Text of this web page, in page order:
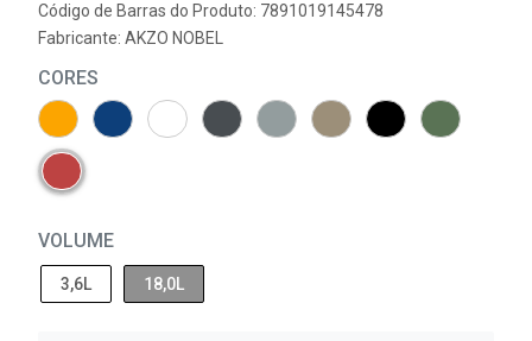
Código de Barras do Produto: 7891019145478
Fabricante: AKZO NOBEL
CORES
VOLUME
3,6L 18,0L